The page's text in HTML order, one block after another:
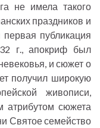
не имела такого
праздников и
первая публикация
г., апокриф был
и сюжет о
получил широкую
живописи,
атрибутом сюжета
Святое семейство